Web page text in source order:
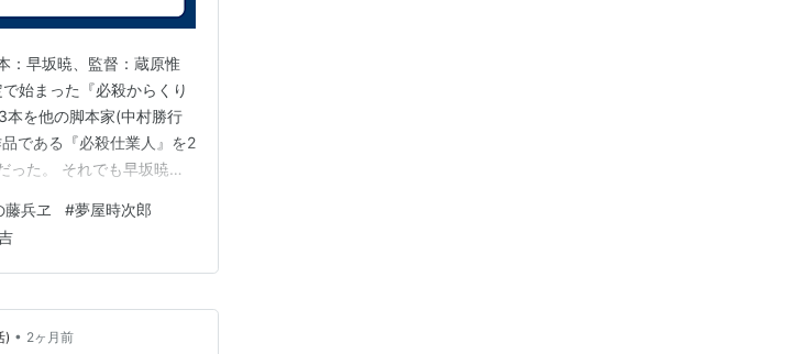
：早坂暁、監督：蔵原惟
始まった『必殺からくり
本を他の脚本家(中村勝行
である『必殺仕業人』を2
った。 それでも早坂暁が
方不明の子を求める親心
藤兵ヱ #夢屋時次郎
) • 2ヶ月前